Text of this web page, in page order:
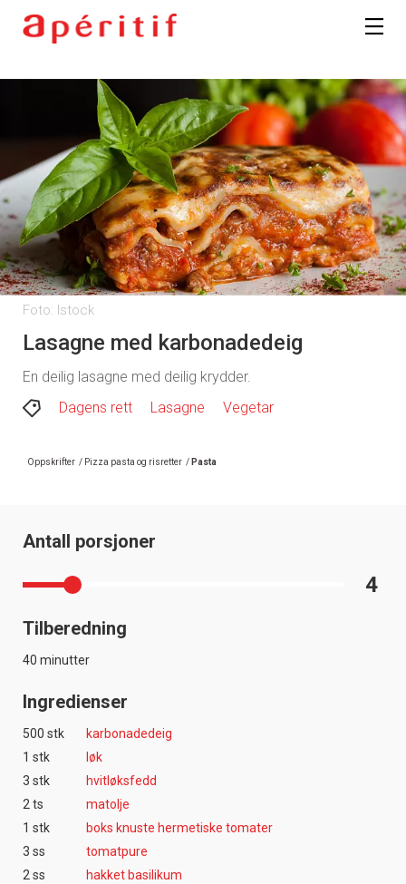
Foto: Istock
Lasagne med karbonadedeig
En deilig lasagne med deilig krydder.
Dagens rett
Lasagne Vegetar
Oppskrifter / Pizza pasta og risretter / Pasta
Antall porsjoner
4
Tilberedning
40 minutter
Ingredienser
500 stk
karbonadedeig
1 stk
løk
3 stk
hvitløksfedd
2 ts
matolje
1 stk
boks knuste hermetiske tomater
3 ss
tomatpure
2 ss
hakket basilikum